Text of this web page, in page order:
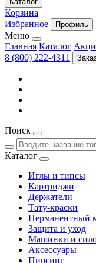
Корзина
Избранное
Профиль
Меню
Главная Каталог
8 (800) 222-4311
Поиск
Каталог
Иглы и типсы
Картриджи
Держатели
Тату-краски
Перманентный
Защита и уход
Машинки и
Аксессуары
Пирсинг